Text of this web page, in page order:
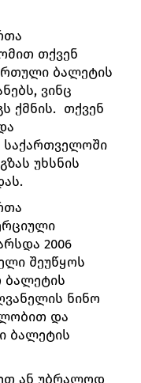
თქვენ
ბალეტის
ვინც
ქმნის. თქვენ
საქართველოში
უხსნის
2006
შეუწყოს
ბალეტის
ნინო
და
ბალეტის
ან უბრალოდ